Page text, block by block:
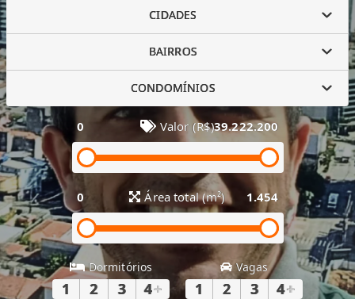
CIDADES
BAIRROS
CONDOMÍNIOS
0 Valor (R$)39.222.200
0 Área total (m²) 1.454
Dormitórios
1 2 3 4+
Vagas
1 2 3 4+